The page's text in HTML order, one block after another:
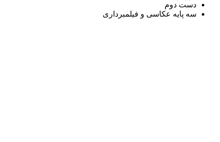
دست دوم
سه پایه عکاسی و فیلمبرداری